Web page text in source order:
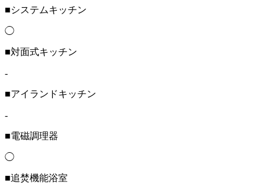
■システムキッチン
◯
■対面式キッチン
-
■アイランドキッチン
-
■電磁調理器
◯
■追焚機能浴室